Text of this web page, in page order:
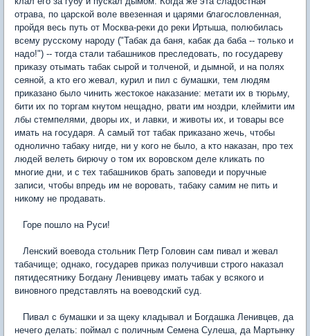
отрава, по царской воле ввезенная и царями благословленная,
пройдя весь путь от Москва-реки до реки Иртыша, полюбилась
всему русскому народу ("Табак да баня, кабак да баба -- только и
надо!") -- тогда стали табашников преследовать, по государеву
приказу отымать табак сырой и толченой, и дымной, и на полях
сеяной, а кто его жевал, курил и пил с бумашки, тем людям
приказано было чинить жестокое наказание: метати их в тюрьму,
бити их по торгам кнутом нещадно, рвати им ноздри, клеймити им
лбы стемпелями, дворы их, и лавки, и животы их, и товары все
имать на государя. А самый тот табак приказано жечь, чтобы
однолично табаку нигде, ни у кого не было, а кто наказан, про тех
людей велеть бирючу о том их воровском деле кликать по
многие дни, и с тех табашников брать заповеди и поручные
записи, чтобы впредь им не воровать, табаку самим не пить и
никому не продавать.
Горе пошло на Руси!
Ленский воевода стольник Петр Головин сам пивал и жевал
табачище; однако, государев приказ получивши строго наказал
пятидесятнику Богдану Ленивцеву имать табак у всякого и
виновного представлять на воеводский суд.
Пивал с бумашки и за щеку кладывал и Богдашка Ленивцев, да
нечего делать: поймал с поличным Семена Сулеша, да Мартынку